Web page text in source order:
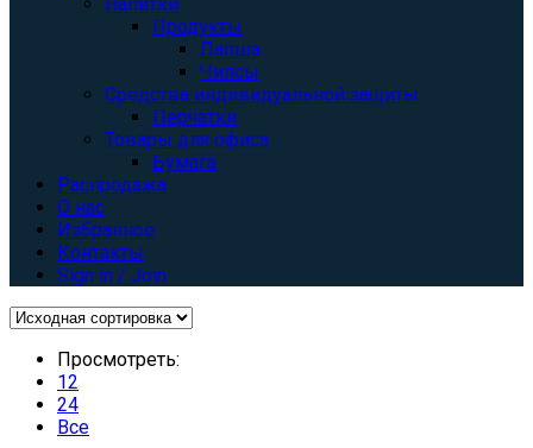
Продукты
Лапша
Чипсы
Средства индивидуальной защиты
Перчатки
Товары для офиса
Бумага
Распродажа
О нас
Избранное
Контакты
Sign in / Join
Просмотреть:
12
24
Все